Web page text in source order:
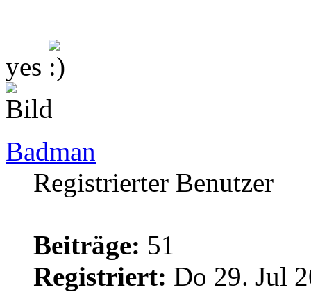
yes
Badman
Registrierter Benutzer
Beiträge: 51
Registriert: Do 29. Jul